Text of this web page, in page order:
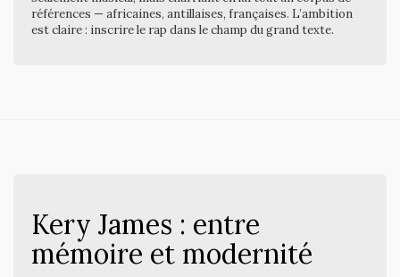
références — africaines, antillaises, françaises. L’ambition
est claire : inscrire le rap dans le champ du grand texte.
Kery James : entre
mémoire et modernité